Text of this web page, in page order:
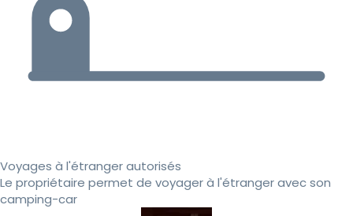
Voyages à l'étranger autorisés
Le propriétaire permet de voyager à l'étranger avec son
camping-car